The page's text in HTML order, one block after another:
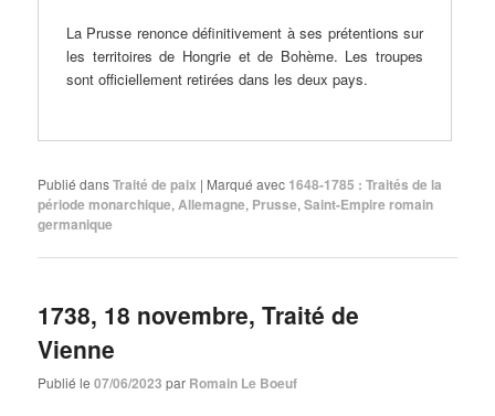
La Prusse renonce définitivement à ses prétentions sur
les territoires de Hongrie et de Bohème. Les troupes
sont officiellement retirées dans les deux pays.
Publié dansTraité de paix | Marqué avec 1648-1785 : Traités de la
période monarchique, Allemagne, Prusse,Saint-Empire romain
germanique
1738, 18 novembre, Traité de
Vienne
Publié le07/06/2023 par Romain Le Boeuf